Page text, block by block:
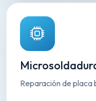
Reparación de placa